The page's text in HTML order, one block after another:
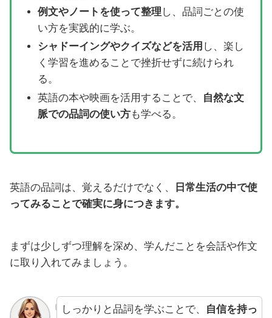
例文やノートを使って整理 し、品詞ごとの使
い方を実践的に学ぶ。
シャドーイングやクイズなどを活用 し、楽し
く学習を進めることで挫折せずに続けられ
る。
英語の本や映画を活用することで、
自然な文
脈での品詞の使い方も学べる。
英語の品詞は、覚えるだけでなく、
日常生活の中で使
ってみることで確実に身につきます。
まずは少しずつ理解を深め、学んだことを会話や作文
に取り入れてみましょう。
しっかりと品詞を学ぶことで、
自信を持っ